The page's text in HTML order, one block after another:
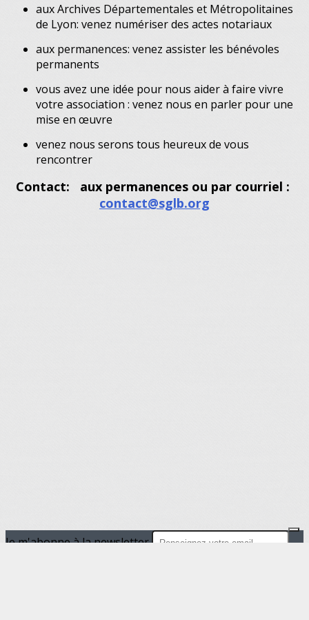
aux Archives Départementales et Métropolitaines
de Lyon: venez numériser des actes notariaux
aux permanences: venez assister les bénévoles
permanents
vous avez une idée pour nous aider à faire vivre
votre association : venez nous en parler pour une
mise en œuvre
venez nous serons tous heureux de vous
rencontrer
Contact: aux permanences ou par courriel :
contact@sglb.org
Je m'abonne à la newsletter